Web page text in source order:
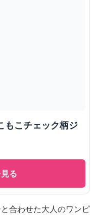
もこチェック柄ジ
る
合わせた大人のワンピ